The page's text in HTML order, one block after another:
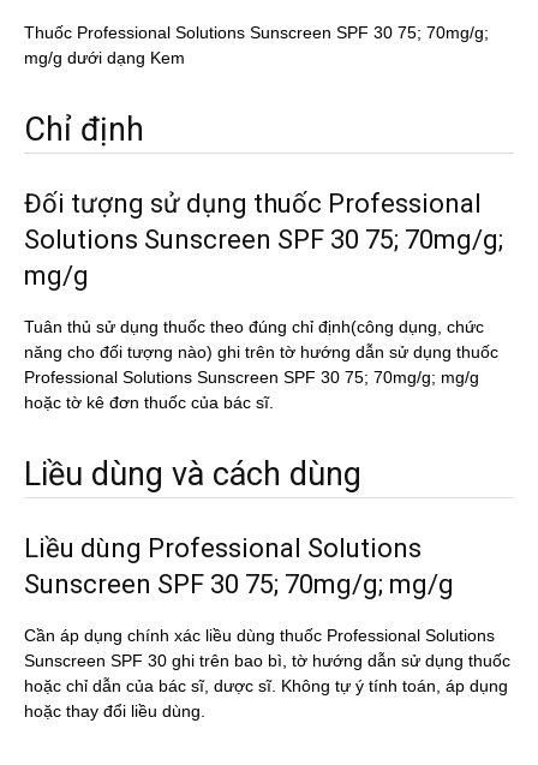
Thuốc Professional Solutions Sunscreen SPF 30 75; 70mg/g;
mg/g dưới dạng Kem
Chỉ định
Đối tượng sử dụng thuốc Professional
Solutions Sunscreen SPF 30 75; 70mg/g;
mg/g
Tuân thủ sử dụng thuốc theo đúng chỉ định(công dụng, chức
năng cho đối tượng nào) ghi trên tờ hướng dẫn sử dụng thuốc
Professional Solutions Sunscreen SPF 30 75; 70mg/g; mg/g
hoặc tờ kê đơn thuốc của bác sĩ.
Liều dùng và cách dùng
Liều dùng Professional Solutions
Sunscreen SPF 30 75; 70mg/g; mg/g
Cần áp dụng chính xác liều dùng thuốc Professional Solutions
Sunscreen SPF 30 ghi trên bao bì, tờ hướng dẫn sử dụng thuốc
hoặc chỉ dẫn của bác sĩ, dược sĩ. Không tự ý tính toán, áp dụng
hoặc thay đổi liều dùng.